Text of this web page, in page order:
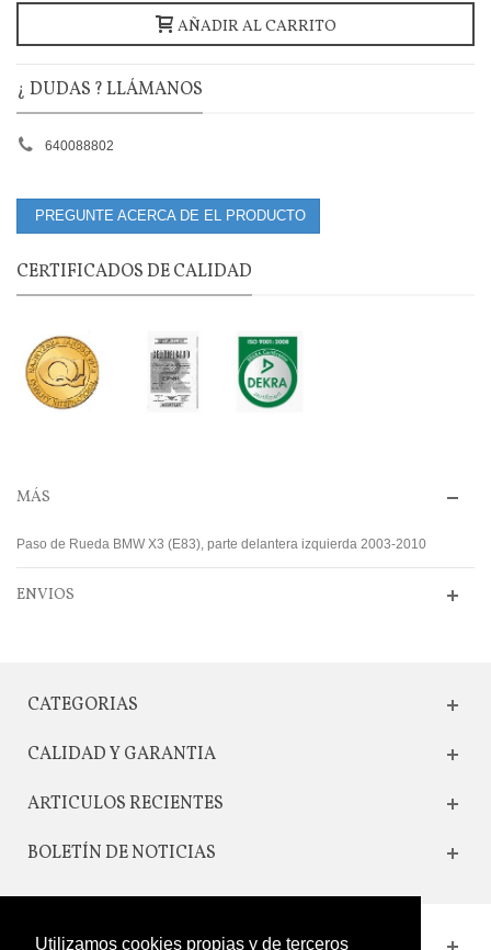
Utilizamos cookies propias y de terceros
AÑADIR AL CARRITO
¿ DUDAS ? LLÁMANOS
640088802
PREGUNTE ACERCA DE EL PRODUCTO
CERTIFICADOS DE CALIDAD
MÁS
Paso de Rueda BMW X3 (E83), parte delantera izquierda 2003-2010
ENVIOS
CATEGORIAS
CALIDAD Y GARANTIA
ARTICULOS RECIENTES
BOLETÍN DE NOTICIAS